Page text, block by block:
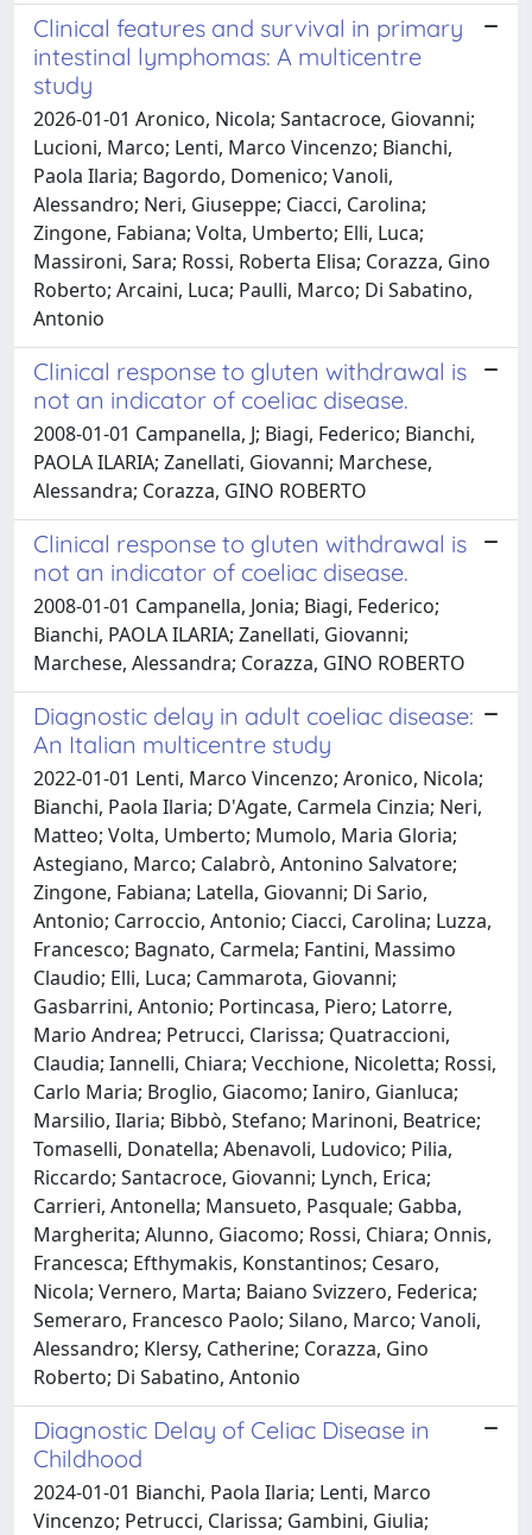
Clinical features and survival in primary
intestinal lymphomas: A multicentre
study
2026-01-01 Aronico, Nicola; Santacroce, Giovanni;
Lucioni, Marco; Lenti, Marco Vincenzo; Bianchi,
Paola Ilaria; Bagordo, Domenico; Vanoli,
Alessandro; Neri, Giuseppe; Ciacci, Carolina;
Zingone, Fabiana; Volta, Umberto; Elli, Luca;
Massironi, Sara; Rossi, Roberta Elisa; Corazza, Gino
Roberto; Arcaini, Luca; Paulli, Marco; Di Sabatino,
Antonio
Clinical response to gluten withdrawal is
not an indicator of coeliac disease.
2008-01-01 Campanella, J; Biagi, Federico; Bianchi,
PAOLA ILARIA; Zanellati, Giovanni; Marchese,
Alessandra; Corazza, GINO ROBERTO
Clinical response to gluten withdrawal is
not an indicator of coeliac disease.
2008-01-01 Campanella, Jonia; Biagi, Federico;
Bianchi, PAOLA ILARIA; Zanellati, Giovanni;
Marchese, Alessandra; Corazza, GINO ROBERTO
Diagnostic delay in adult coeliac disease:
An Italian multicentre study
2022-01-01 Lenti, Marco Vincenzo; Aronico, Nicola;
Bianchi, Paola Ilaria; D'Agate, Carmela Cinzia; Neri,
Matteo; Volta, Umberto; Mumolo, Maria Gloria;
Astegiano, Marco; Calabrò, Antonino Salvatore;
Zingone, Fabiana; Latella, Giovanni; Di Sario,
Antonio; Carroccio, Antonio; Ciacci, Carolina; Luzza,
Francesco; Bagnato, Carmela; Fantini, Massimo
Claudio; Elli, Luca; Cammarota, Giovanni;
Gasbarrini, Antonio; Portincasa, Piero; Latorre,
Mario Andrea; Petrucci, Clarissa; Quatraccioni,
Claudia; Iannelli, Chiara; Vecchione, Nicoletta; Rossi,
Carlo Maria; Broglio, Giacomo; Ianiro, Gianluca;
Marsilio, Ilaria; Bibbò, Stefano; Marinoni, Beatrice;
Tomaselli, Donatella; Abenavoli, Ludovico; Pilia,
Riccardo; Santacroce, Giovanni; Lynch, Erica;
Carrieri, Antonella; Mansueto, Pasquale; Gabba,
Margherita; Alunno, Giacomo; Rossi, Chiara; Onnis,
Francesca; Efthymakis, Konstantinos; Cesaro,
Nicola; Vernero, Marta; Baiano Svizzero, Federica;
Semeraro, Francesco Paolo; Silano, Marco; Vanoli,
Alessandro; Klersy, Catherine; Corazza, Gino
Roberto; Di Sabatino, Antonio
Diagnostic Delay of Celiac Disease in
Childhood
2024-01-01 Bianchi, Paola Ilaria; Lenti, Marco
Vincenzo; Petrucci, Clarissa; Gambini, Giulia;